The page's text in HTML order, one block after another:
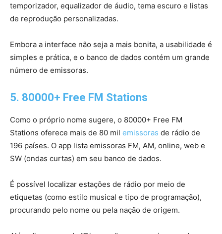
temporizador, equalizador de áudio, tema escuro e listas
de reprodução personalizadas.
Embora a interface não seja a mais bonita, a usabilidade é
simples e prática, e o banco de dados contém um grande
número de emissoras.
5. 80000+ Free FM Stations
Como o próprio nome sugere, o 80000+ Free FM
Stations oferece mais de 80 mil emissoras de rádio de
196 países. O app lista emissoras FM, AM, online, web e
SW (ondas curtas) em seu banco de dados.
É possível localizar estações de rádio por meio de
etiquetas (como estilo musical e tipo de programação),
procurando pelo nome ou pela nação de origem.